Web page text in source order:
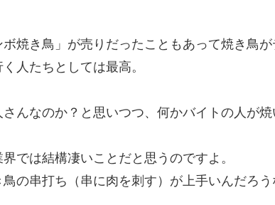
人たちとしては最高。
さんなのか？と思いつつ、何かバイトの人が
の串打ち（串に肉を刺す）が上手いんだろ
質の肉を安く買えるんですかね。
出てくる焼き鳥としてはかなり美味しく感